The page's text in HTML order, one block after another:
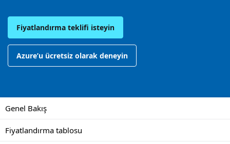
Fiyatlandırma teklifi isteyin
Azure’u ücretsiz olarak deneyin
Genel Bakış
Fiyatlandırma tablosu